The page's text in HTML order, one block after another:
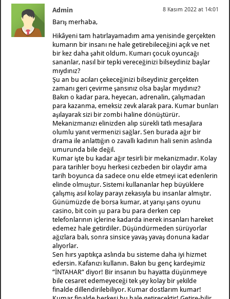
Admin 8 Kasım 2022 at 14:01
Barış merhaba,
Hikâyeni tam hatırlayamadım ama yenisinde gerçekten
kumarın bir insanı ne hale getirebileceğini açık ve net
bir kez daha şahit oldum. Kumarı çocuk oyuncağı
sananlar, nasıl bir tepki vereceğinizi bilseydiniz başlar
mıydınız?
Şu an bu acıları çekeceğinizi bilseydiniz gerçekten
zamanı geri çevirme şansınız olsa başlar mıydınız?
Bakın o kadar para, heyecan, adrenalin, çalışmadan
para kazanma, emeksiz zevk alarak para. Kumar bunları
aşılayarak sizi bir zombi haline dönüştürür.
Mekanizmanızı elinizden alıp sürekli tatlı mesajlara
olumlu yanıt vermenizi sağlar. Sen burada ağır bir
drama ile anlattığın o zavallı kadının hali senin aslında
umurunda bile değil.
Kumar işte bu kadar ağır tesirli bir mekanizmadır. Kolay
para tarihler boyu herkesi cezbeden bir olaydır ama
tarih boyunca da sadece onu elde etmeyi icat edenlerin
elinde olmuştur. Sistemi kullananlar hep büyüklere
çalışmış asıl kolay parayı zekasıyla bu insanlar almıştır.
Günümüzde de borsa kumar, at yarışı şans oyunu
casino, bit coin şu para bu para derken cep
telefonlarının içlerine kadarda inerek insanları hareket
edemez hale getirdiler. Düşündürmeden sürüyorlar
ağızlara balı, sonra sinsice yavaş yavaş donuna kadar
alıyorlar.
Sen hırs yaptıkça aslında bu sisteme daha iyi hizmet
edersin. Kafanızı kullanın. Bakın bu genç kardeşimiz
“İNTAHAR” diyor! Bir insanın bu hayatta düşünmeye
bile cesaret edemeyeceği tek şey kolay bir şekilde
finalde dillendirilebiliyor. Kumar dostlarım kumar!